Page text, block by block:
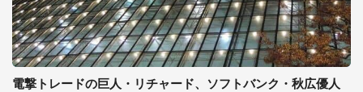
電撃トレードの巨人・リチャード、ソフトバンク・秋広優人